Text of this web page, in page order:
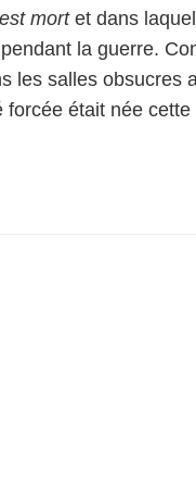
mortet dans
la guerre.
les salles obsucres
forcée était née